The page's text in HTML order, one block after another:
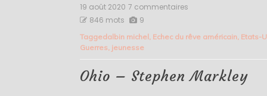
19 août 2020 7 commentaires
Stephen
846 mots 9
Taggedalbin michel Echec du rêve américain Etats-
Guerres jeunesse
Ohio – Stephen Markley